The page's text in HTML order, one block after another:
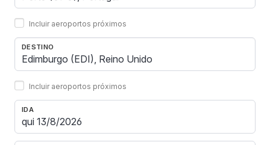
Incluir aeroportos próximos
DESTINO
Incluir aeroportos próximos
IDA